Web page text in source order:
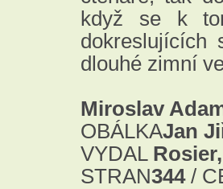
když se k
dokreslujících
dlouhé zimní
Miroslav
OBÁLKAJan
VYDAL
STRAN344/